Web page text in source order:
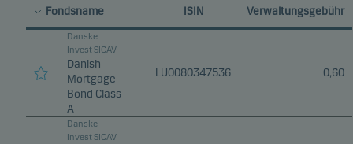
Fondsname ISIN Verwaltungsgebühr
Danske
Invest SICAV
Danish
Mortgage
Bond Class
A
LU0080347536 0,60
Danske
Invest SICAV